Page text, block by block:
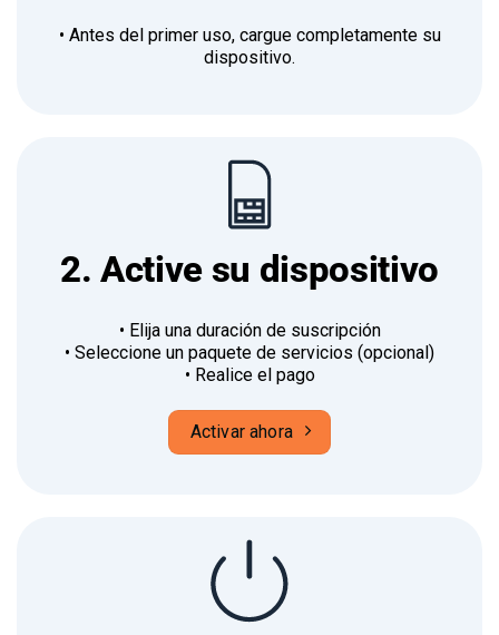
• Antes del primer uso, cargue completamente su
dispositivo.
2. Active su dispositivo
• Elija una duración de suscripción
• Seleccione un paquete de servicios (opcional)
• Realice el pago
Activar ahora